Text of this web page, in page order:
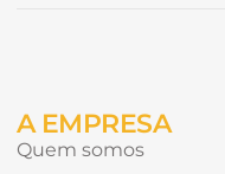
A EMPRESA
Quem somos